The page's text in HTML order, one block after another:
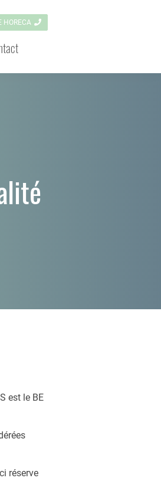
HORECA
est le BE
réserve